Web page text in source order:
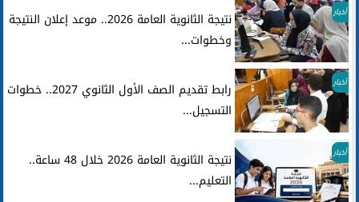
أخبار
نتيجة الثانوية العامة 2026.. موعد إعلان النتيجة
وخطوات...
أخبار
رابط تقديم الصف الأول الثانوي 2027.. خطوات
التسجيل...
أخبار
نتيجة الثانوية العامة 2026 خلال 48 ساعة..
التعليم...